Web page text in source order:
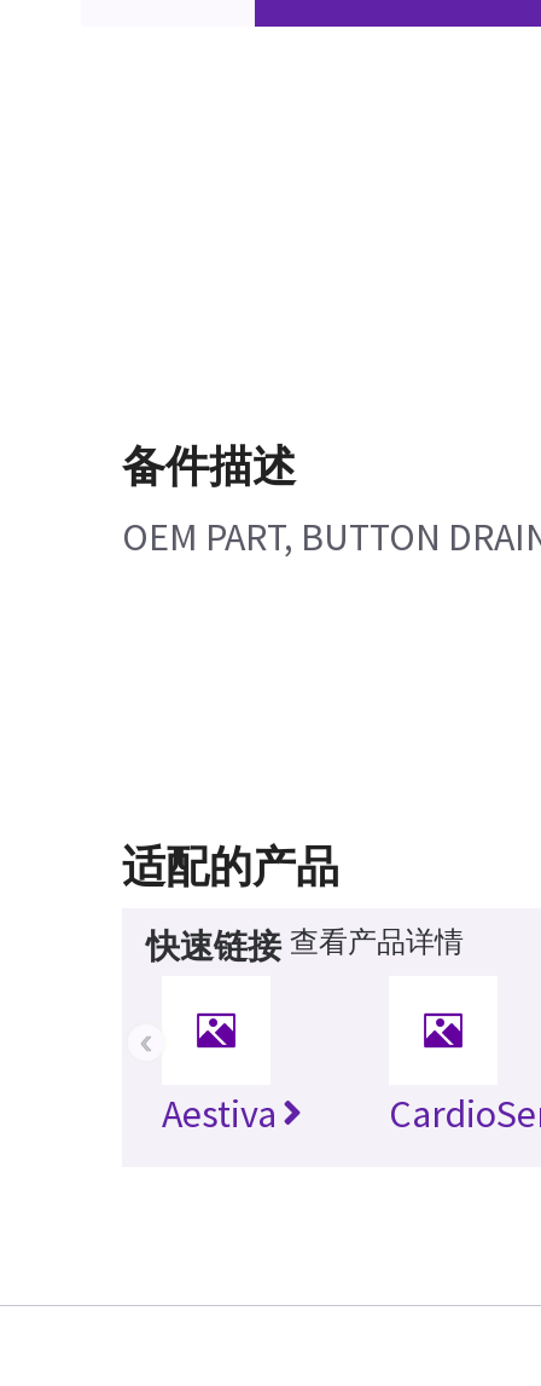
备件描述
OEM PART, BUTTON
适配的产品
快速链接 查看产品详情
Aestiva
‹